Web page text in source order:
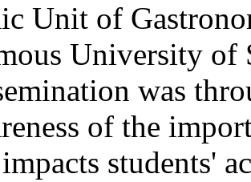
Unit of
University of
was
of the
students'